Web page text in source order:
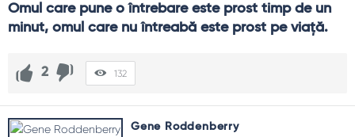
Omul care pune o întrebare este prost timp de un
minut, omul care nu întreabă este prost pe viaţă.
2 132
Gene Roddenberry